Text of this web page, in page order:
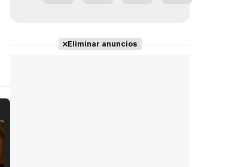
Eliminar anuncios